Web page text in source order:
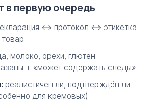
в первую очередь
↔ протокол ↔ этикетка
молоко, орехи, глютен —
+ «может содержать следы»
реалистичен ли, подтверждён ли
для кремовых)